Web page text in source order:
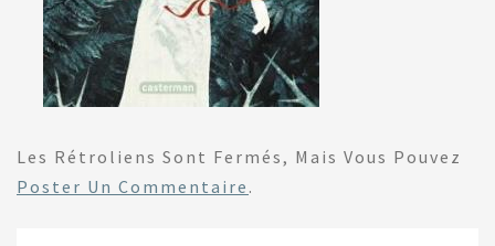
Les Rétroliens Sont Fermés, Mais Vous Pouvez
Poster Un Commentaire .